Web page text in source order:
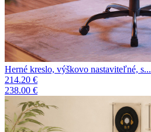
Herné kreslo, výškovo nastaviteľné, s...
214.20 €
238.00 €